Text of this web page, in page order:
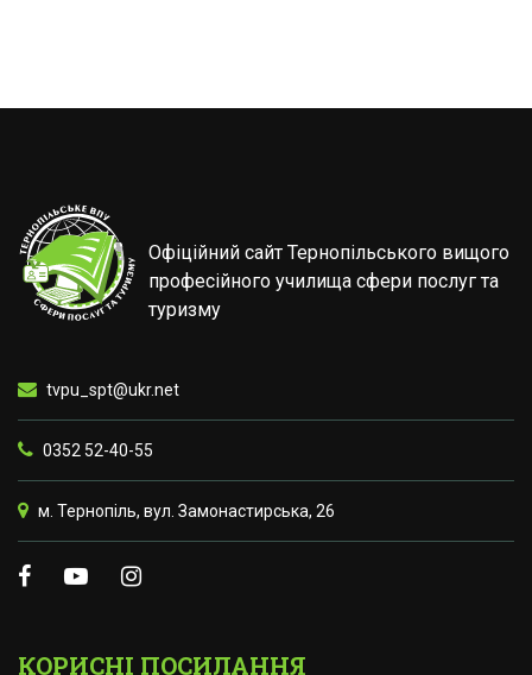
Офіційний сайт Тернопільського вищого
професійного училища сфери послуг та
туризму
tvpu_spt@ukr.net
0352 52-40-55
м. Тернопіль, вул. Замонастирська, 26
КОРИСНІ ПОСИЛАННЯ